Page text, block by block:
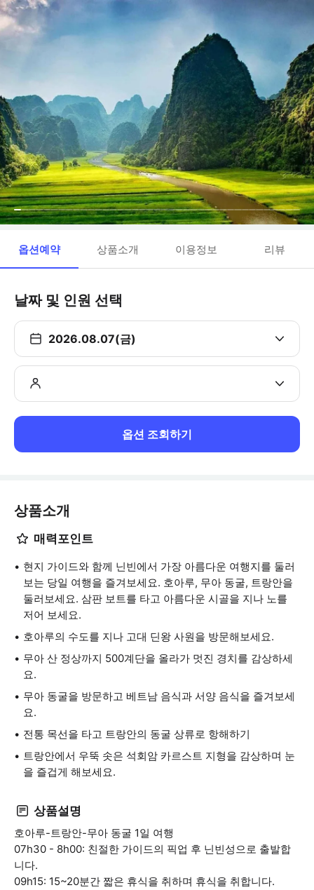
옵션예약 상품소개 이용정보 리뷰
날짜 및 인원 선택
2026.08.07(금)
옵션 조회하기
상품소개
매력포인트
현지 가이드와 함께 닌빈에서 가장 아름다운 여행지를 둘러
보는 당일 여행을 즐겨보세요. 호아루, 무아 동굴, 트랑안을
둘러보세요. 삼판 보트를 타고 아름다운 시골을 지나 노를
저어 보세요.
호아루의 수도를 지나 고대 딘왕 사원을 방문해보세요.
무아 산 정상까지 500계단을 올라가 멋진 경치를 감상하세
요.
무아 동굴을 방문하고 베트남 음식과 서양 음식을 즐겨보세
요.
전통 목선을 타고 트랑안의 동굴 상류로 항해하기
트랑안에서 우뚝 솟은 석회암 카르스트 지형을 감상하며 눈
을 즐겁게 해보세요.
상품설명
호아루-트랑안-무아 동굴 1일 여행
07h30 - 8h00: 친절한 가이드의 픽업 후 닌빈성으로 출발합
니다.
09h15: 15~20분간 짧은 휴식을 취하며 휴식을 취합니다.